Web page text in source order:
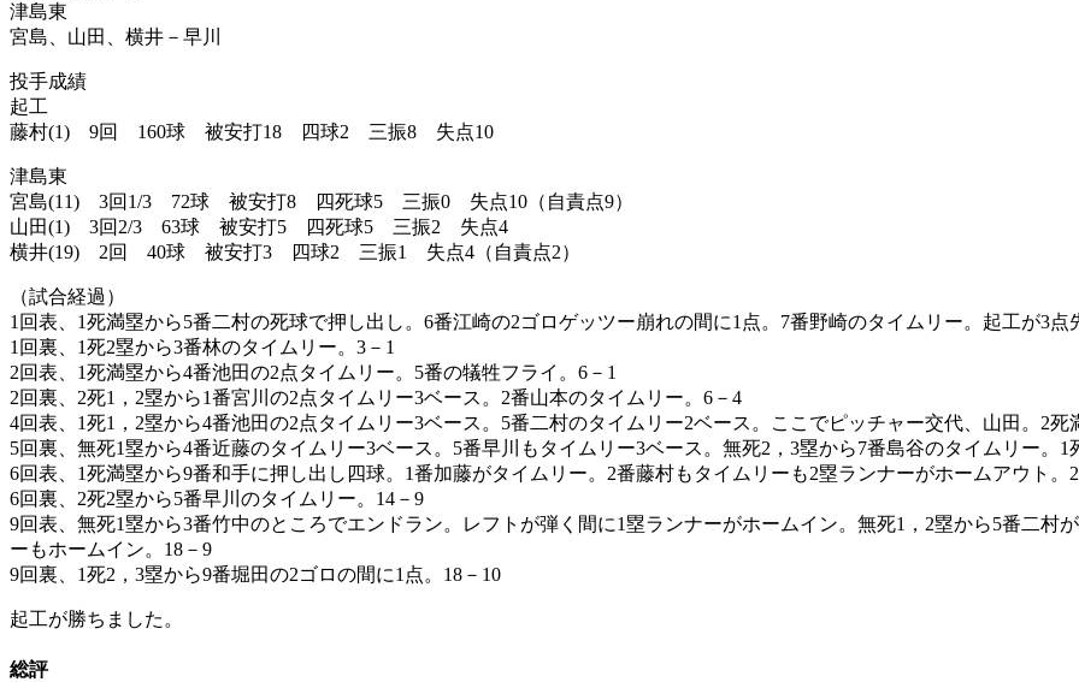
津島東
宮島、山田、横井－早川
投手成績
起工
藤村(1) 9回 160球 被安打18 四球2 三振8 失点10
津島東
宮島(11) 3回1/3 72球 被安打8 四死球5 三振0 失点10（自責点9）
山田(1) 3回2/3 63球 被安打5 四死球5 三振2 失点4
横井(19) 2回 40球 被安打3 四球2 三振1 失点4（自責点2）
（試合経過）
1回表、1死満塁から5番二村の死球で押し出し。6番江崎の2ゴロゲッツー崩れの間に1点。7番野崎のタイムリー。起工が3点
1回裏、1死2塁から3番林のタイムリー。3－1
2回表、1死満塁から4番池田の2点タイムリー。5番の犠牲フライ。6－1
2回裏、2死1，2塁から1番宮川の2点タイムリー3ベース。2番山本のタイムリー。6－4
4回表、1死1，2塁から4番池田の2点タイムリー3ベース。5番二村のタイムリー2ベース。ここでピッチャー交代、山田。2
5回裏、無死1塁から4番近藤のタイムリー3ベース。5番早川もタイムリー3ベース。無死2，3塁から7番島谷のタイムリー。
6回表、1死満塁から9番和手に押し出し四球。1番加藤がタイムリー。2番藤村もタイムリーも2塁ランナーがホームアウト
6回裏、2死2塁から5番早川のタイムリー。14－9
9回表、無死1塁から3番竹中のところでエンドラン。レフトが弾く間に1塁ランナーがホームイン。無死1，2塁から5番二村
ーもホームイン。18－9
9回裏、1死2，3塁から9番堀田の2ゴロの間に1点。18－10
起工が勝ちました。
総評